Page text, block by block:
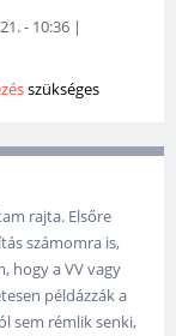
- 10:36 |
szükséges
rajta. Elsőre
számomra is,
hogy a VV vagy
példázzák a
sem rémlik senki,